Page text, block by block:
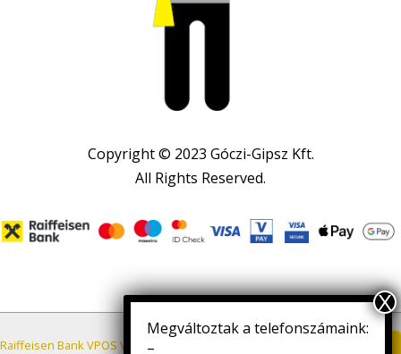
Copyright © 2023 Góczi-Gipsz Kft.
All Rights Reserved.
Raiffeisen Bank VPOS VÁSÁRLÓI TÁJÉKOZTATÓ
Megváltoztak a telefonszámaink:
–